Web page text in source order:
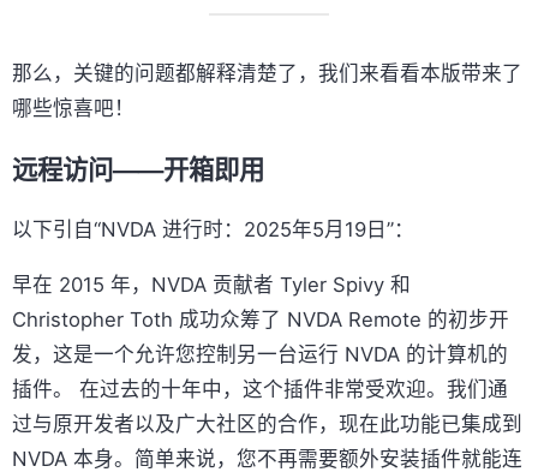
那么，关键的问题都解释清楚了，我们来看看本版带来了
哪些惊喜吧！
远程访问——开箱即用
以下引自“NVDA 进行时：2025年5月19日”：
早在 2015 年，NVDA 贡献者 Tyler Spivy 和
Christopher Toth 成功众筹了 NVDA Remote 的初步开
发，这是一个允许您控制另一台运行 NVDA 的计算机的
插件。 在过去的十年中，这个插件非常受欢迎。我们通
过与原开发者以及广大社区的合作，现在此功能已集成到
NVDA 本身。简单来说，您不再需要额外安装插件就能连